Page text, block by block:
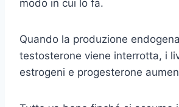
modo in cui lo fa.
Quando la produzione
testosterone viene interrotta, i
estrogeni e progesterone